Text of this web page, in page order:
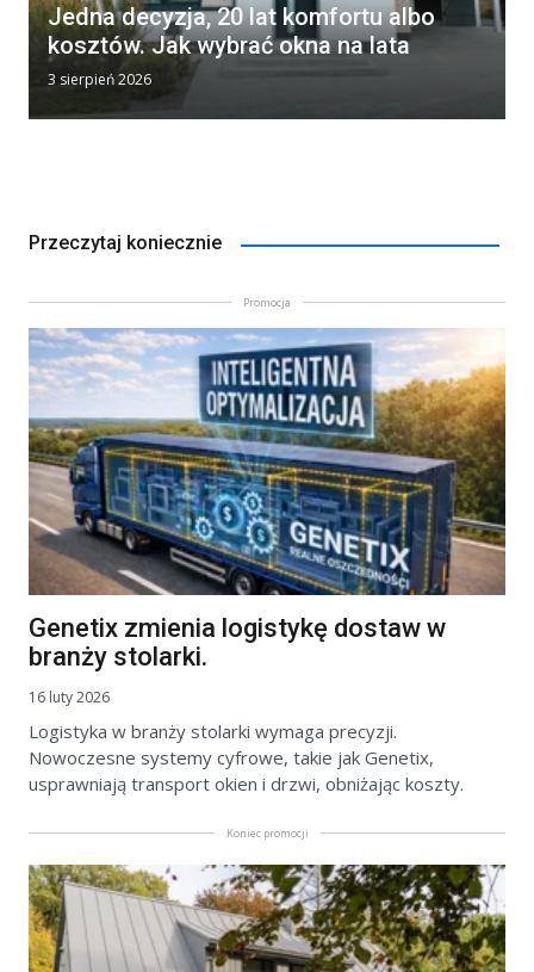
Jedna decyzja, 20 lat komfortu albo
kosztów. Jak wybrać okna na lata
3 sierpień 2026
Przeczytaj koniecznie
Promocja
Genetix zmienia logistykę dostaw w
branży stolarki.
16 luty 2026
Logistyka w branży stolarki wymaga precyzji.
Nowoczesne systemy cyfrowe, takie jak Genetix,
usprawniają transport okien i drzwi, obniżając koszty.
Koniec promocji